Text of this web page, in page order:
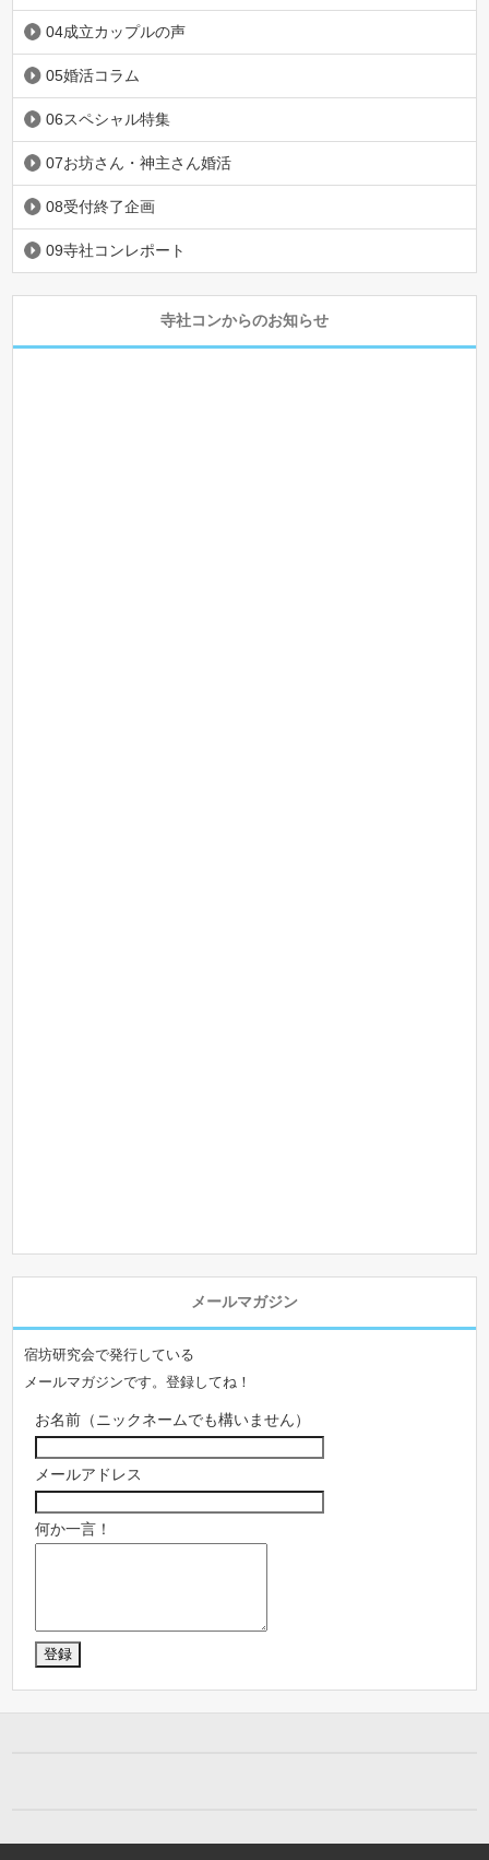
04成立カップルの声
05婚活コラム
06スペシャル特集
07お坊さん・神主さん婚活
08受付終了企画
09寺社コンレポート
寺社コンからのお知らせ
メールマガジン
宿坊研究会で発行している
メールマガジンです。登録してね！
お名前（ニックネームでも構いません）
メールアドレス
何か一言！